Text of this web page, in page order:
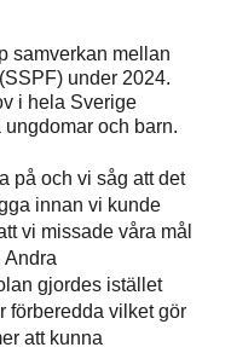
samverkan mellan
under 2024.
i hela Sverige
och barn.
på och vi såg att det
innan vi kunde
vi missade våra mål
Andra
gjordes istället
förberedda vilket gör
att kunna